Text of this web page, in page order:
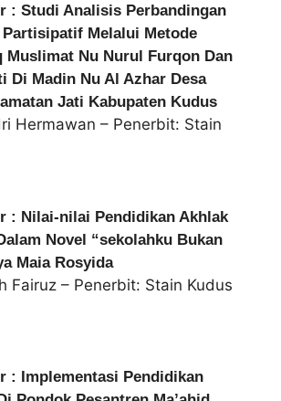
: Studi Analisis Perbandingan
Partisipatif Melalui Metode
Muslimat Nu Nurul Furqon Dan
Di Madin Nu Al Azhar Desa
Jati Kabupaten Kudus
Hermawan – Penerbit: Stain
: Nilai-nilai Pendidikan Akhlak
Novel “sekolahku Bukan
Maia Rosyida
Fairuz – Penerbit: Stain Kudus
: Implementasi Pendidikan